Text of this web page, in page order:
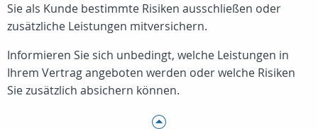
Sie als Kunde bestimmte Risiken ausschließen oder
zusätzliche Leistungen mitversichern.
Informieren Sie sich unbedingt, welche Leistungen in
Ihrem Vertrag angeboten werden oder welche Risiken
Sie zusätzlich absichern können.